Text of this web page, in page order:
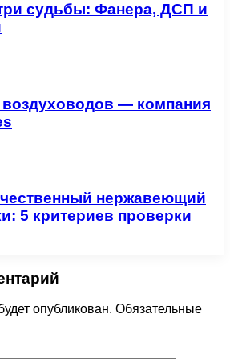
судьбы: Фанера, ДСП и
— компания
нержавеющий
5 критериев проверки
опубликован. Обязательные